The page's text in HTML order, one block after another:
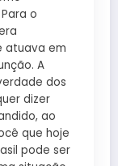
o
atuava em
A
dos
dizer
ao
que hoje
pode ser